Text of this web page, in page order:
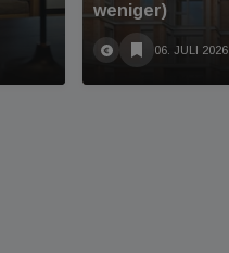
weniger)
06. JULI 2026